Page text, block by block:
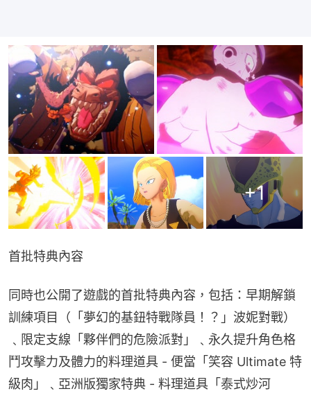
+1
首批特典內容
同時也公開了遊戲的首批特典內容，包括：早期解鎖
訓練項目（「夢幻的基鈕特戰隊員！？」波妮對戰）
﹑限定支線「夥伴們的危險派對」﹑永久提升角色格
鬥攻擊力及體力的料理道具 - 便當「笑容 Ultimate 特
級肉」﹑亞洲版獨家特典 - 料理道具「泰式炒河